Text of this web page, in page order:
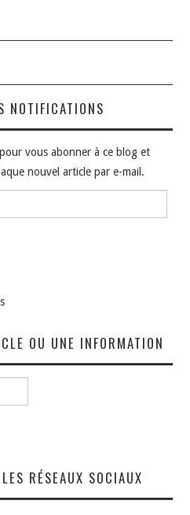
NOTIFICATIONS
vous abonner à ce blog et
nouvel article par e-mail.
OU UNE INFORMATION
RÉSEAUX SOCIAUX